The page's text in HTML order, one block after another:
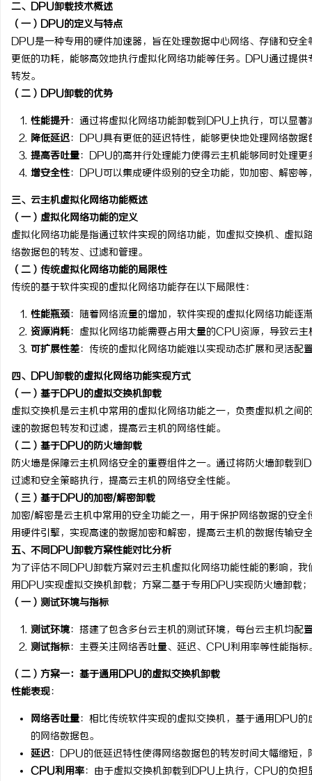
二、DPU卸载技术概述
（一）DPU的定义与特点
DPU是一种专用的硬件加速器，旨在处理数据中心网络、存储和安
更低的功耗，能够高效地执行虚拟化网络功能等任务。DPU通过提
转发。
（二）DPU卸载的优势
性能提升：通过将虚拟化网络功能卸载到DPU上执行，可以显
降低延迟：DPU具有更低的延迟特性，能够更快地处理网络数
提高吞吐量：DPU的高并行处理能力使得云主机能够同时处理
增安全性：DPU可以集成硬件级别的安全功能，如加密、解密
三、云主机虚拟化网络功能概述
（一）虚拟化网络功能的定义
虚拟化网络功能是指通过软件实现的网络功能，如虚拟交换机、虚拟
络数据包的转发、过滤和管理。
（二）传统虚拟化网络功能的局限性
传统的基于软件实现的虚拟化网络功能存在以下局限性：
性能瓶颈：随着网络流量的增加，软件实现的虚拟化网络功能逐
资源消耗：虚拟化网络功能需要占用大量的CPU资源，导致云主
可扩展性差：传统的虚拟化网络功能难以实现动态扩展和灵活配
四、DPU卸载的虚拟化网络功能实现方式
（一）基于DPU的虚拟交换机卸载
虚拟交换机是云主机中常用的虚拟化网络功能之一，负责虚拟机之
速的数据包转发和过滤，提高云主机的网络性能。
（二）基于DPU的防火墙卸载
防火墙是保障云主机网络安全的重要组件之一。通过将防火墙卸载
过滤和安全策略执行，提高云主机的网络安全性能。
（三）基于DPU的加密/解密卸载
加密/解密是云主机中常用的安全功能之一，用于保护网络数据的安
用硬件引擎，实现高速的数据加密和解密，提高云主机的数据传输安
五、不同DPU卸载方案性能对比分析
为了评估不同DPU卸载方案对云主机虚拟化网络功能性能的影响，
用DPU实现虚拟交换机卸载；方案二基于专用DPU实现防火墙卸载
（一）测试环境与指标
测试环境：搭建了包含多台云主机的测试环境，每台云主机均配
测试指标：主要关注网络吞吐量、延迟、CPU利用率等性能指标
（二）方案一：基于通用DPU的虚拟交换机卸载
性能表现：
网络吞吐量：相比传统软件实现的虚拟交换机，基于通用DPU
的网络数据包。
延迟：DPU的低延迟特性使得网络数据包的转发时间大幅缩短，
CPU利用率：由于虚拟交换机卸载到DPU上执行，CPU的负
全解析